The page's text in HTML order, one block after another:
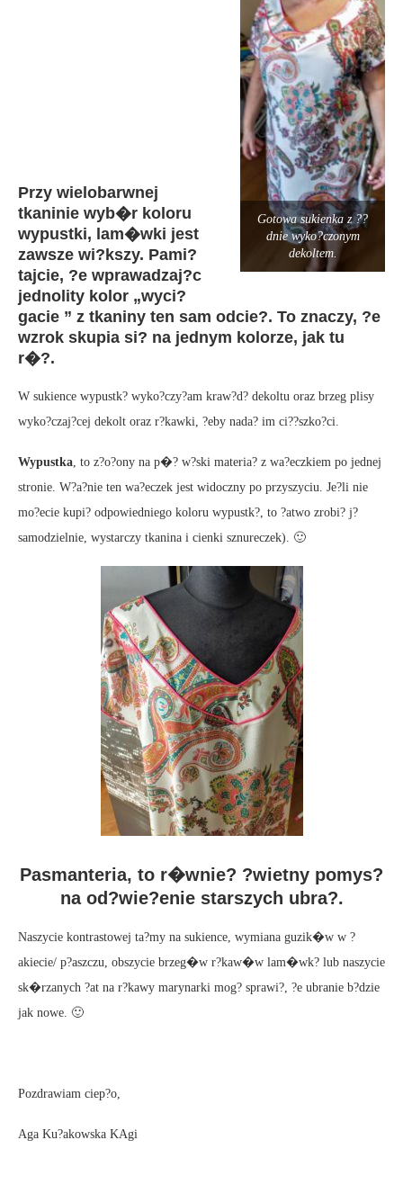
Gotowa sukienka z ??
dnie wyko?czonym
dekoltem.
Przy wielobarwnej
tkaninie wyb�r koloru
wypustki, lam�wki jest
zawsze wi?kszy. Pami?
tajcie, ?e wprawadzaj?c
jednolity kolor „wyci?
gacie ” z tkaniny ten sam odcie?. To znaczy, ?e
wzrok skupia si? na jednym kolorze, jak tu
r�?.
W sukience wypustk? wyko?czy?am kraw?d? dekoltu oraz brzeg plisy
wyko?czaj?cej dekolt oraz r?kawki, ?eby nada? im ci??szko?ci.
Wypustka , to z?o?ony na p�? w?ski materia? z wa?eczkiem po jednej
stronie. W?a?nie ten wa?eczek jest widoczny po przyszyciu. Je?li nie
mo?ecie kupi? odpowiedniego koloru wypustk?, to ?atwo zrobi? j?
samodzielnie, wystarczy tkanina i cienki sznureczek). 🙂
Pasmanteria, to r�wnie? ?wietny pomys?
na od?wie?enie starszych ubra?.
Naszycie kontrastowej ta?my na sukience, wymiana guzik�w w ?
akiecie/ p?aszczu, obszycie brzeg�w r?kaw�w lam�wk? lub naszycie
sk�rzanych ?at na r?kawy marynarki mog? sprawi?, ?e ubranie b?dzie
jak nowe. 🙂
Pozdrawiam ciep?o,
Aga Ku?akowska KAgi